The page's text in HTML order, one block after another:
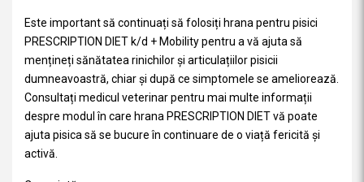
Este important să continuați să folosiți hrana pentru pisici
PRESCRIPTION DIET k/d + Mobility pentru a vă ajuta să
mențineți sănătatea rinichilor și articulațiilor pisicii
dumneavoastră, chiar și după ce simptomele se ameliorează.
Consultați medicul veterinar pentru mai multe informații
despre modul în care hrana PRESCRIPTION DIET vă poate
ajuta pisica să se bucure în continuare de o viață fericită și
activă.